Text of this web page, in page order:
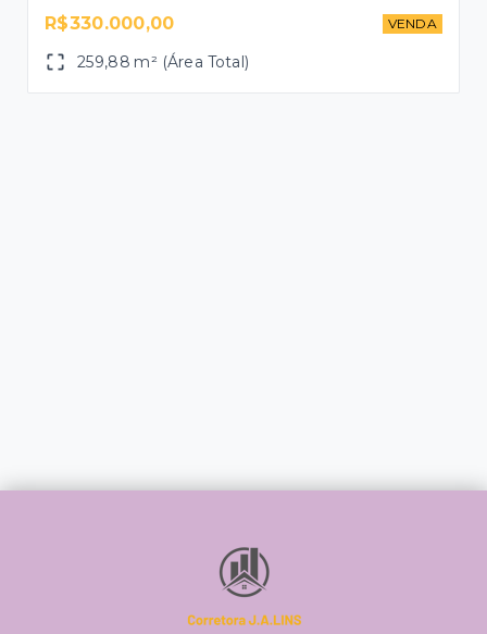
R$330.000,00 VENDA
259,88 m² (Área Total)